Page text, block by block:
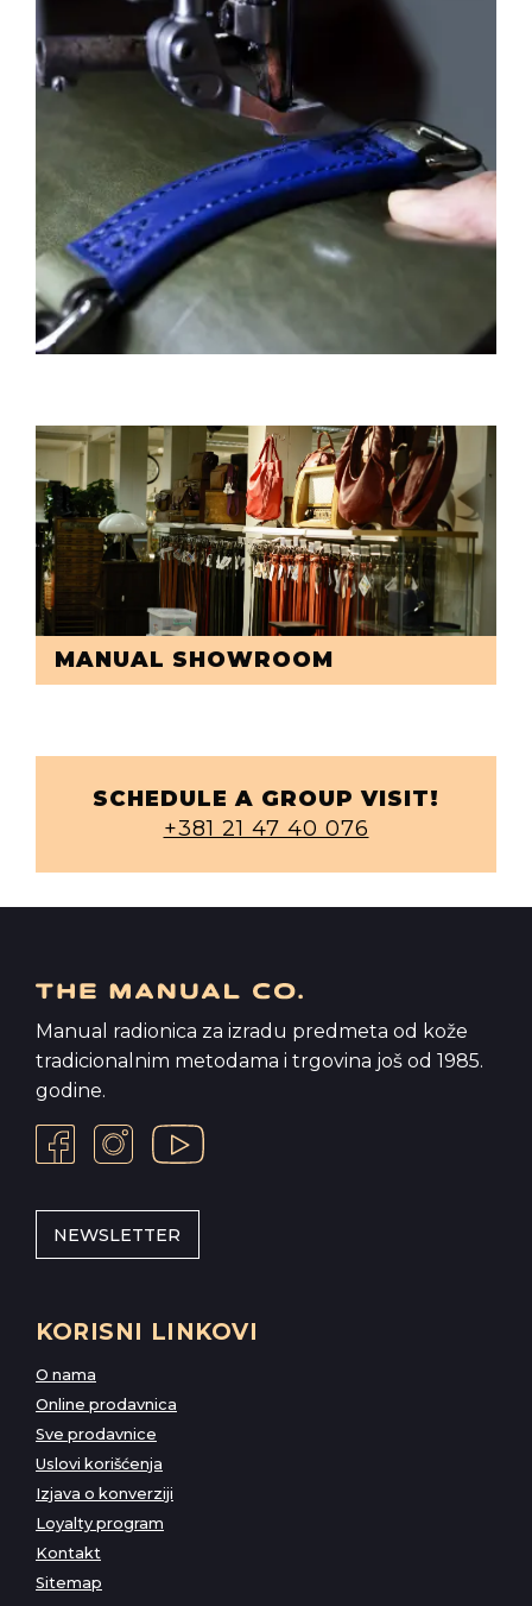
MANUAL SHOWROOM
SCHEDULE A GROUP VISIT!
+381 21 47 40 076
Manual radionica za izradu predmeta od kože
tradicionalnim metodama i trgovina još od 1985.
godine.
NEWSLETTER
KORISNI LINKOVI
O nama
Online prodavnica
Sve prodavnice
Uslovi korišćenja
Izjava o konverziji
Loyalty program
Kontakt
Sitemap